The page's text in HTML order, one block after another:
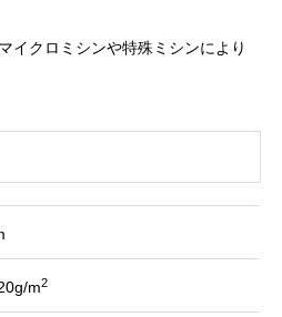
イクロミシンや特殊ミシンにより
m2